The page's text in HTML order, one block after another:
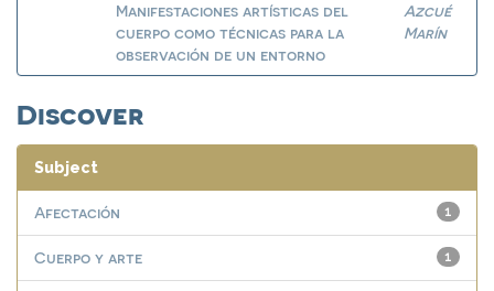
Manifestaciones artísticas del
cuerpo como técnicas para la
observación de un entorno
Azcué
Marín
Discover
Subject
1
Afectación
1
Cuerpo y arte